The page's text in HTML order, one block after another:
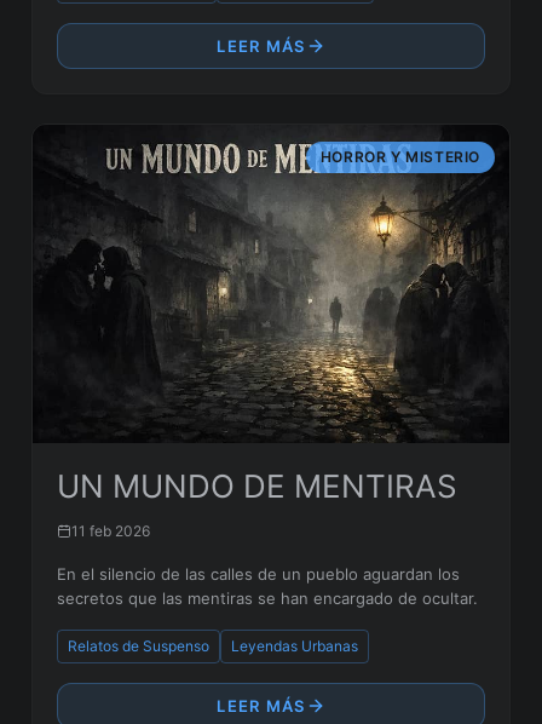
LEER MÁS
HORROR Y MISTERIO
UN MUNDO DE MENTIRAS
11 feb 2026
En el silencio de las calles de un pueblo aguardan los
secretos que las mentiras se han encargado de ocultar.
Relatos de Suspenso Leyendas Urbanas
LEER MÁS